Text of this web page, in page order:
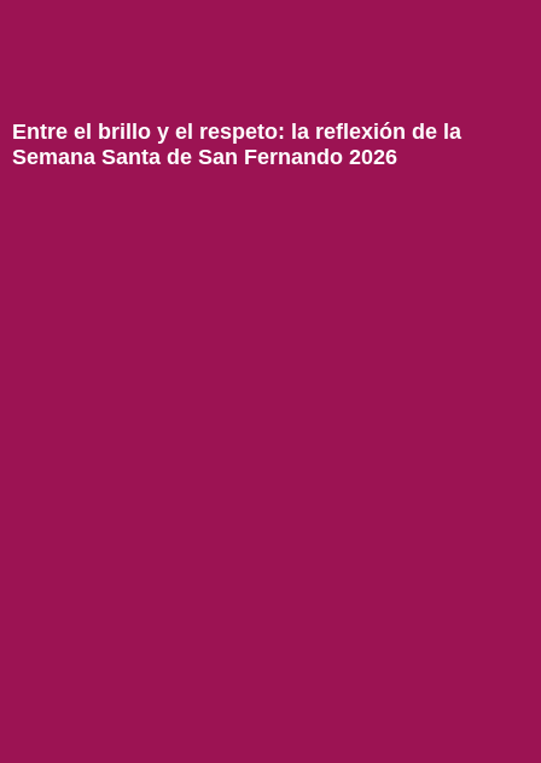
Entre el brillo y el respeto: la reflexión de la
Semana Santa de San Fernando 2026